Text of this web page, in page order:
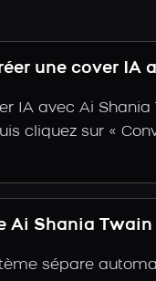
une cover IA
IA avec Ai
cliquez sur «
Ai Shania
sépare